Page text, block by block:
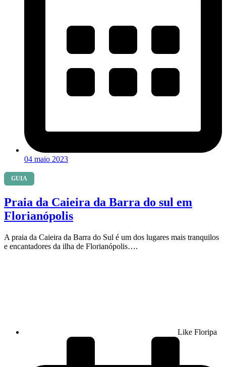
04 maio 2023
GUIA
Praia da Caieira da Barra do sul em
Florianópolis
A praia da Caieira da Barra do Sul é um dos lugares mais tranquilos
e encantadores da ilha de Florianópolis….
Like Floripa